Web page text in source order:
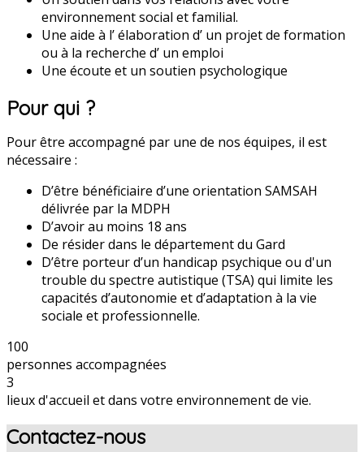
environnement social et familial.
Une aide à l’ élaboration d’ un projet de formation
ou à la recherche d’ un emploi
Une écoute et un soutien psychologique
Pour qui ?
Pour être accompagné par une de nos équipes, il est
nécessaire :
D’être bénéficiaire d’une orientation SAMSAH
délivrée par la MDPH
D’avoir au moins 18 ans
De résider dans le département du Gard
D’être porteur d’un handicap psychique ou d'un
trouble du spectre autistique (TSA) qui limite les
capacités d’autonomie et d’adaptation à la vie
sociale et professionnelle.
100
personnes accompagnées
3
lieux d'accueil et dans votre environnement de vie.
Contactez-nous